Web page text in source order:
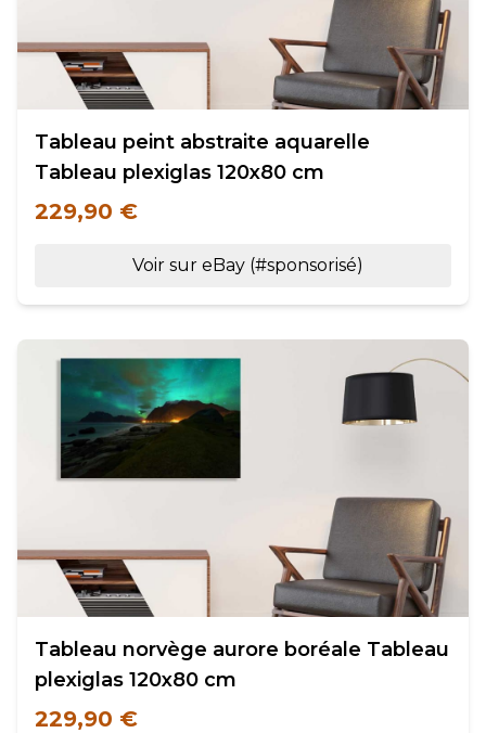
Tableau peint abstraite aquarelle
Tableau plexiglas 120x80 cm
229,90 €
Voir sur eBay (#sponsorisé)
Tableau norvège aurore boréale Tableau
plexiglas 120x80 cm
229,90 €